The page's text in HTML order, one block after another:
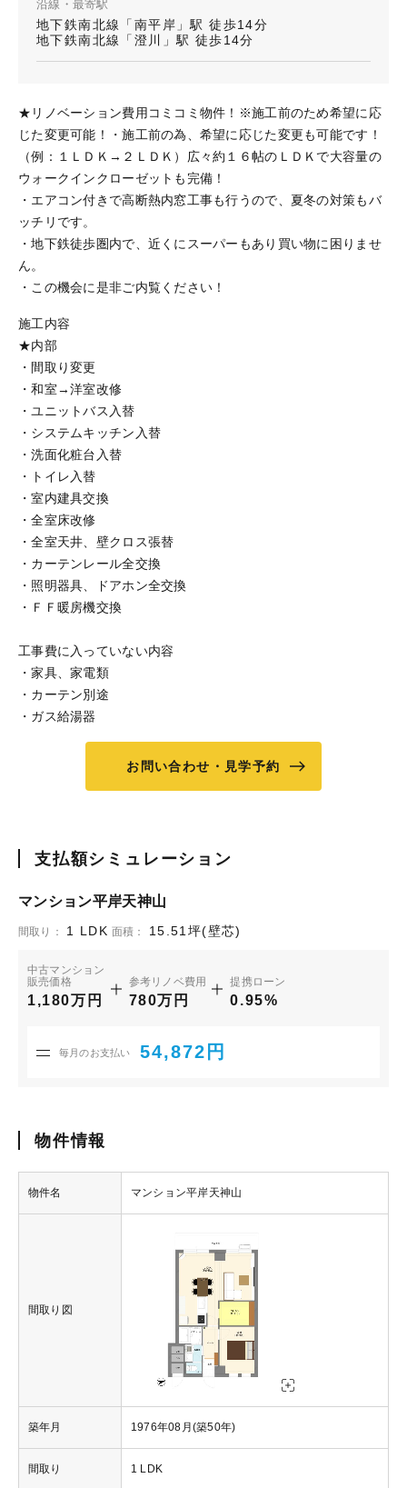
沿線・最寄駅
地下鉄南北線「南平岸」駅 徒歩14分
地下鉄南北線「澄川」駅 徒歩14分
★リノベーション費用コミコミ物件！※施工前のため希望に応
じた変更可能！・施工前の為、希望に応じた変更も可能です！
（例：１ＬＤＫ→２ＬＤＫ）広々約１６帖のＬＤＫで大容量の
ウォークインクローゼットも完備！
・エアコン付きで高断熱内窓工事も行うので、夏冬の対策もバ
ッチリです。
・地下鉄徒歩圏内で、近くにスーパーもあり買い物に困りませ
ん。
・この機会に是非ご内覧ください！
施工内容
★内部
・間取り変更
・和室→洋室改修
・ユニットバス入替
・システムキッチン入替
・洗面化粧台入替
・トイレ入替
・室内建具交換
・全室床改修
・全室天井、壁クロス張替
・カーテンレール全交換
・照明器具、ドアホン全交換
・ＦＦ暖房機交換
工事費に入っていない内容
・家具、家電類
・カーテン別途
・ガス給湯器
お問い合わせ・見学予約
支払額シミュレーション
マンション平岸天神山
間取り： 1 LDK 面積： 15.51坪(壁芯)
中古マンション
販売価格
1,180万円
参考リノベ費用
780万円
提携ローン
0.95%
毎月のお支払い 54,872円
物件情報
物件名 マンション平岸天神山
間取り図
築年月 1976年08月(築50年)
間取り 1 LDK